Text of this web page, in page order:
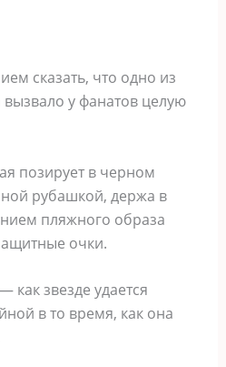
сказать, что одно из
у фанатов целую
позирует в черном
рубашкой, держа в
пляжного образа
очки.
звезде удается
в то время, как она